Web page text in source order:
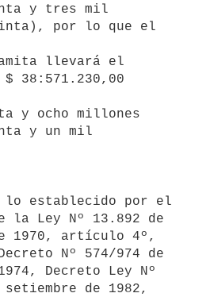
y tres mil
por lo que el
llevará el
38:571.230,00
y ocho millones
y un mil
la Ley Nº 13.892 de
1970, artículo 4º,
Nº 574/974 de
Decreto Ley Nº
de 1982,